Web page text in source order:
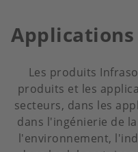
Applications
Les produits
produits et les
secteurs, dans les
dans l'ingénierie de
l'environnement,